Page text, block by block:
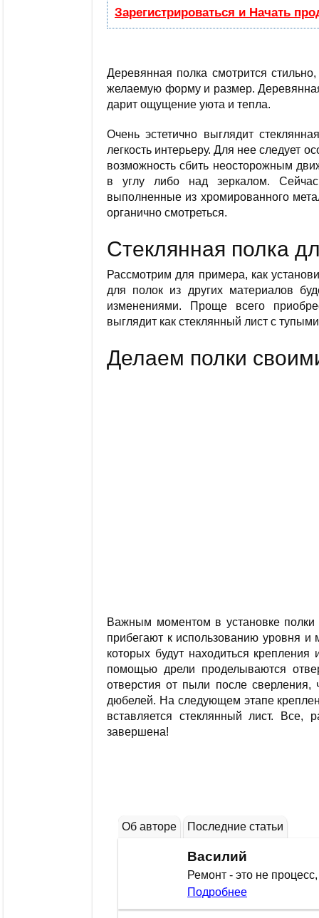
Зарегистрироваться и Начать
Деревянная полка смотрится
желаемую форму и размер.
дарит ощущение уюта и тепла.
Очень эстетично выглядит
легкость интерьеру. Для нее следует
возможность сбить неосторожным
в углу либо над зеркалом.
выполненные из хромированного
органично смотреться.
Стеклянная полка
Рассмотрим для примера, как
для полок из других материалов
изменениями. Проще всего
выглядит как стеклянный лист с
Делаем полки
Важным моментом в установке полки
прибегают к использованию уровня и
которых будут находиться
помощью дрели проделываются
отверстия от пыли после сверления,
дюбелей. На следующем этапе
вставляется стеклянный лист. Все,
завершена!
Об авторе Последние статьи
Василий
Ремонт - это не
Подробнее